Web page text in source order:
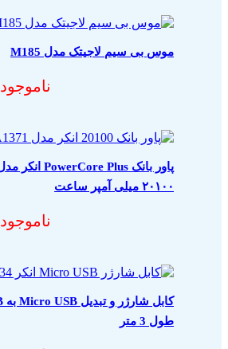
موس بی سیم لاجیتک مدل M185
ناموجود
۲۰۱۰۰ میلی آمپر ساعت
ناموجود
طول 3 متر